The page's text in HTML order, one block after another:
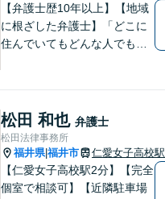
【弁護士歴10年以上】【地域
に根ざした弁護士】「どこに
住んでいてもどんな人でも等
中国語対応】大都市に負けな
い質と幅の法的なサービスを
提供することを目指していま
す。
松田 和也 弁護士
松田法律事務所
福井県|福井市 仁愛女子高校駅
【仁愛女子高校駅2分】【完全
個室で相談可】【近隣駐車場